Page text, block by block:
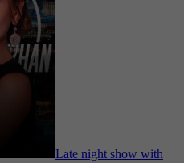
Late night show with